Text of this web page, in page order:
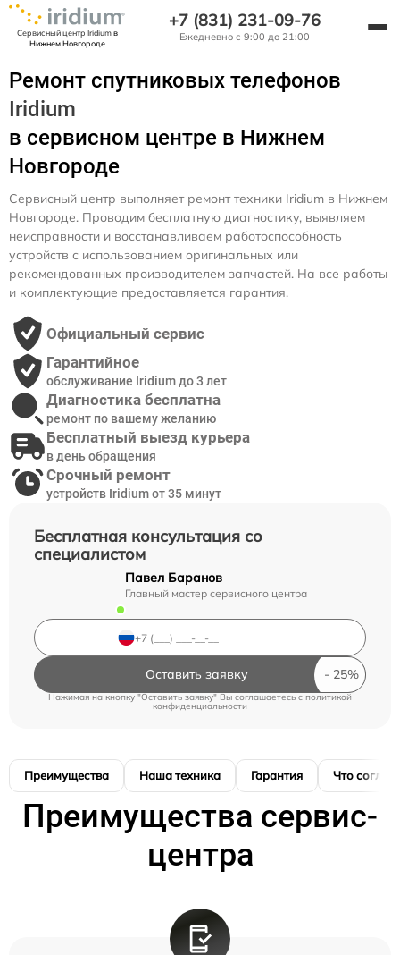
Сервисный центр Iridiumв
Нижнем Новгороде
+7 (831) 231-09-76
Ежедневно с 9:00 до 21:00
Ремонт спутниковых телефонов
Iridium
в сервисном центре в Нижнем
Новгороде
Бесплатная консультация со
специалистом
Павел Баранов
Главный мастер сервисного центра
Оставить заявку
Нажимая на кнопку "Оставить заявку" Вы соглашаетесь c политикой
конфиденциальности
Сервисный центр выполняет ремонт техники Iridium в Нижнем
Новгороде. Проводим бесплатную диагностику, выявляем
неисправности и восстанавливаем работоспособность
устройств с использованием оригинальных или
рекомендованных производителем запчастей. На все работы
и комплектующие предоставляется гарантия.
Официальный сервис
Гарантийное
обслуживание Iridium до 3 лет
Диагностика бесплатна
ремонт по вашему желанию
Бесплатный выезд курьера
в день обращения
Срочный ремонт
устройств Iridium от 35 минут
Преимущества Наша техника Гарантия Что
Преимущества сервис-
центра